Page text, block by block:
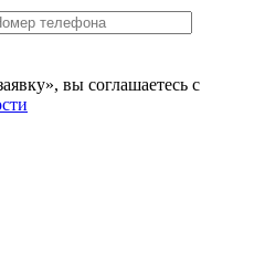
вы соглашаетесь с